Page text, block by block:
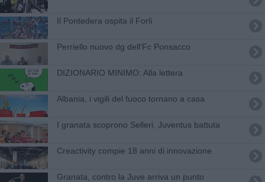
​Il Pontedera ospita il Forlì
Perriello nuovo dg dell'Fc Ponsacco
​DIZIONARIO MINIMO: Alla lettera
Albania, i vigili del fuoco tornano a casa
I granata scoprono Selleri, Juventus battuta
Creactivity compie 18 anni di innovazione
Granata, contro la Juve arriva un punto